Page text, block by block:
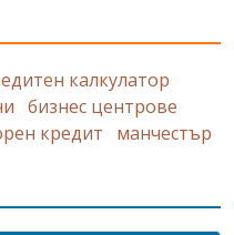
калкулатор
бизнес центрове
кредит
манчестър